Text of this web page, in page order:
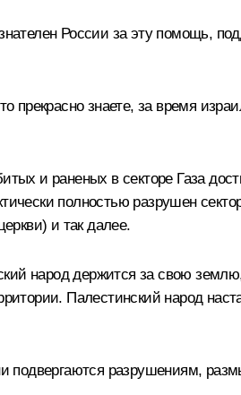
России за эту помощь,
знаете, за время
и раненых в секторе Газа
полностью разрушен
и так далее.
народ держится за свою
Палестинский народ
подвергаются разрушениям,